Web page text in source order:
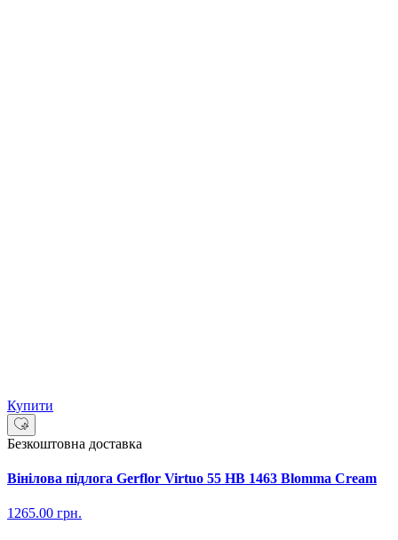
Купити
Безкоштовна доставка
Вінілова підлога Gerflor Virtuo 55 HB 1463 Blomma Cream
1265.00 грн.